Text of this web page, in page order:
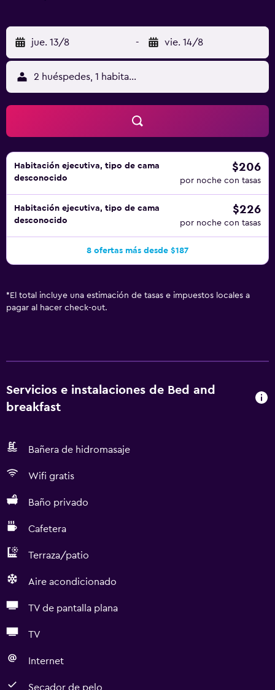
jue. 13/8 - vie. 14/8
2 huéspedes, 1 habitación
Habitación ejecutiva, tipo de cama
desconocido
$206
por noche con tasas
Habitación ejecutiva, tipo de cama
desconocido
$226
por noche con tasas
8 ofertas más desde $187
* El total incluye una estimación de tasas e impuestos locales a
pagar al hacer check-out.
Servicios e instalaciones de Bed and
breakfast
Bañera de hidromasaje
Wifi gratis
Baño privado
Cafetera
Terraza/patio
Aire acondicionado
TV de pantalla plana
TV
Internet
Secador de pelo